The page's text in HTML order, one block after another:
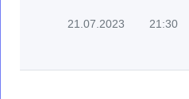
21.07.2023 21:30